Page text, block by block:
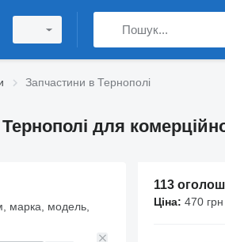
Запчастини в Тернополі
для
марка, модель,
113
Ціна: 470